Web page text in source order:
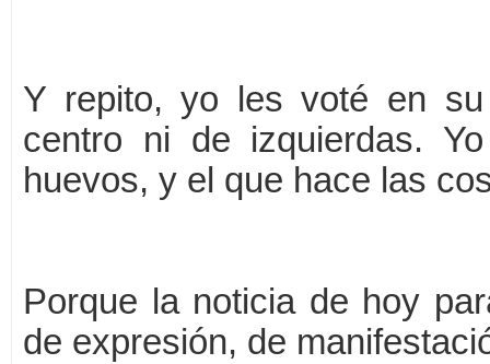
Y repito, yo les voté en
centro ni de izquierdas.
huevos, y el que hace las
Porque la noticia de hoy
de expresión, de